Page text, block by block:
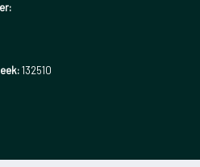
132510